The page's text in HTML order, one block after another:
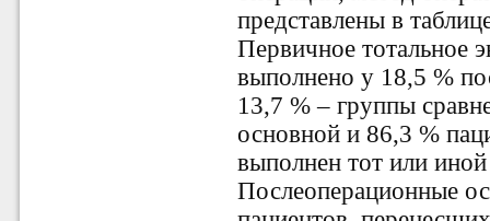
представлены в
Первичное тотальное
выполнено у 18,5 %
13,7 % – группы
основной и 86,3 %
выполнен тот или
Послеоперационные